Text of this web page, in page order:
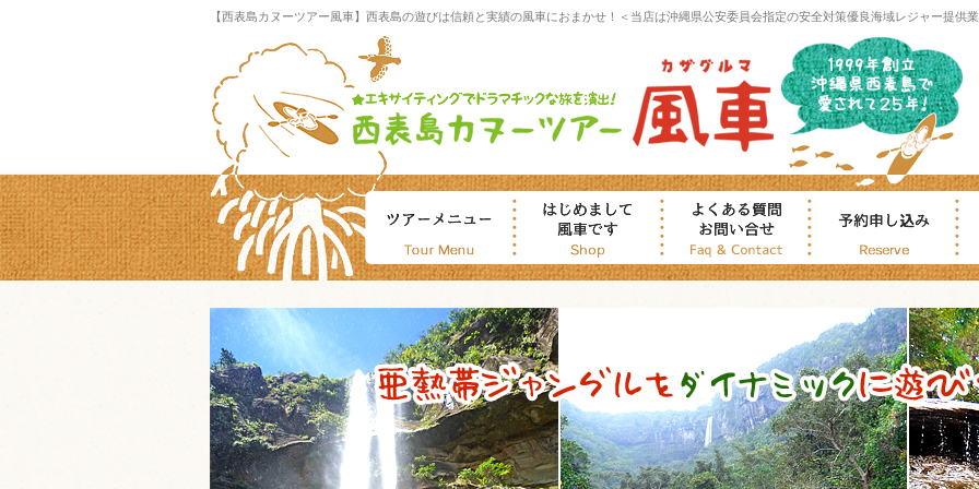
【西表島カヌーツアー風車】西表島の遊びは信頼と実績の風車におまかせ！＜当店は沖縄県公安委員会指定の安全対策優良海域レジャー提供